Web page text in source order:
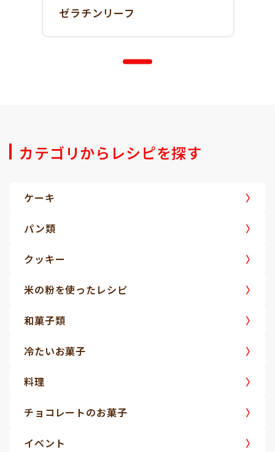
ゼラチンリーフ
カテゴリからレシピを探す
ケーキ
パン類
クッキー
米の粉を使ったレシピ
和菓子類
冷たいお菓子
料理
チョコレートのお菓子
イベント